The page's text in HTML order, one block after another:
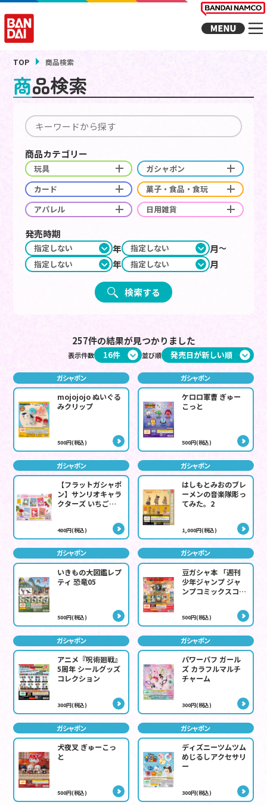
TOP 商品検索
商品検索
商品カテゴリー
玩具
ガシャポン
カード
菓子・食品・食玩
アパレル
日用雑貨
発売時期
年
月
年
月
検索する
257件の結果が見つかりました
表示件数 並び順
ガシャポン
mojojojo ぬいぐる
みクリップ
500円(税込)
ガシャポン
ケロロ軍曹 ぎゅー
こっと
500円(税込)
ガシャポン
【フラットガシャポ
ン】サンリオキャラ
クターズ いちご新
400円(税込)
ガシャポン
はしもとみおのブレ
ーメンの音楽隊彫っ
てみた。2
1,000円(税込)
ガシャポン
いきもの大図鑑レプ
ティ 恐竜05
500円(税込)
ガシャポン
豆ガシャ本 「週刊
少年ジャンプ ジャ
ンプコミックスコレ
500円(税込)
ガシャポン
アニメ『呪術廻戦』
5周年 シールグッズ
コレクション
300円(税込)
ガシャポン
パワーパフ ガール
ズ カラフルマルチ
チャーム
300円(税込)
ガシャポン
犬夜叉 ぎゅーこっ
と
500円(税込)
ガシャポン
ディズニーツムツム
めじるしアクセサリ
ー
300円(税込)